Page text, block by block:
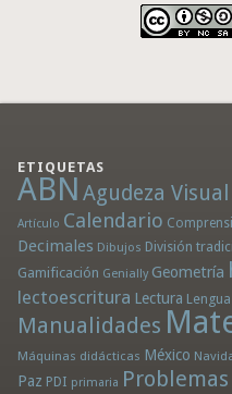
ETIQUETAS
ABN Agudeza Visual
Artículo Calendario
Decimales Dibujos División
Gamificación Genially Geometría
lectoescritura Lectura Lengua
Manualidades
Máquinas didácticas México
Paz PDI primaria Problemas